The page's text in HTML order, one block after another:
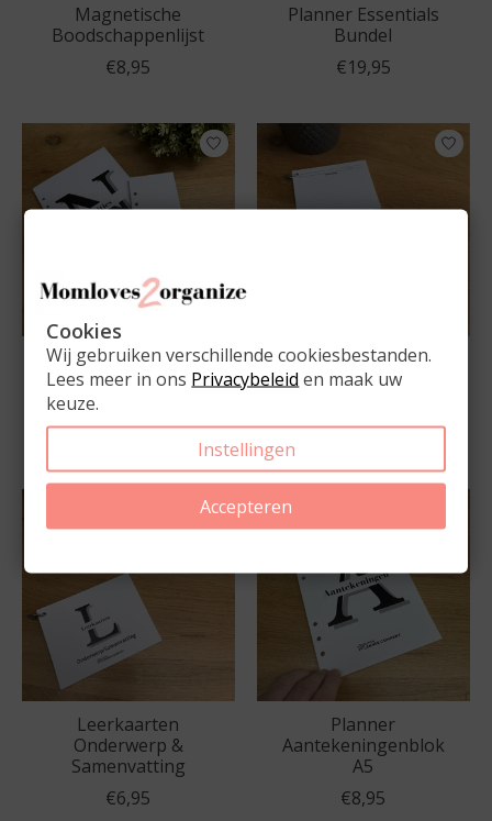
Magnetische
Boodschappenlijst
€8,95
Planner Essentials
Bundel
€19,95
Notitieblok &
Magnetische
Takenlijst
€15,95
Leerkaarten Bundel
€11,95
Leerkaarten
Onderwerp &
Samenvatting
€6,95
Planner
Aantekeningenblok
A5
€8,95
Cookies
Wij gebruiken verschillende cookiesbestanden.
Lees meer in ons Privacybeleid en maak uw
keuze.
Instellingen
Accepteren